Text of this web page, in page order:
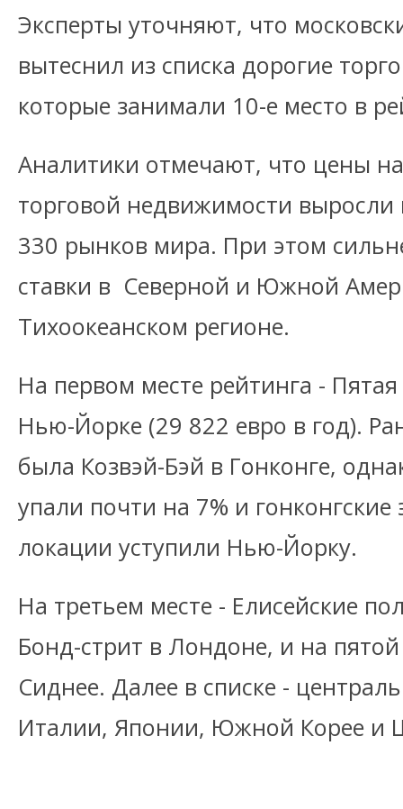
Эксперты уточняют, что
вытеснил из списка дорогие
которые занимали 10-е место в
Аналитики отмечают, что цены
торговой недвижимости выросли
330 рынков мира. При этом
ставки в Северной и Южной
Тихоокеанском регионе.
На первом месте рейтинга -
Нью-Йорке (29 822 евро в год).
была Козвэй-Бэй в Гонконге,
упали почти на 7% и
локации уступили Нью-Йорку.
На третьем месте - Елисейские
Бонд-стрит в Лондоне, и на
Сиднее. Далее в списке -
Италии, Японии, Южной Корее и